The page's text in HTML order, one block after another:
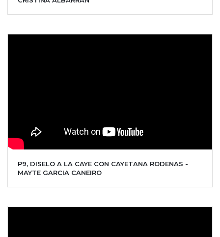
P9, DISELO A LA CAYE CON CAYETANA RODENAS -
MAYTE GARCIA CANEIRO